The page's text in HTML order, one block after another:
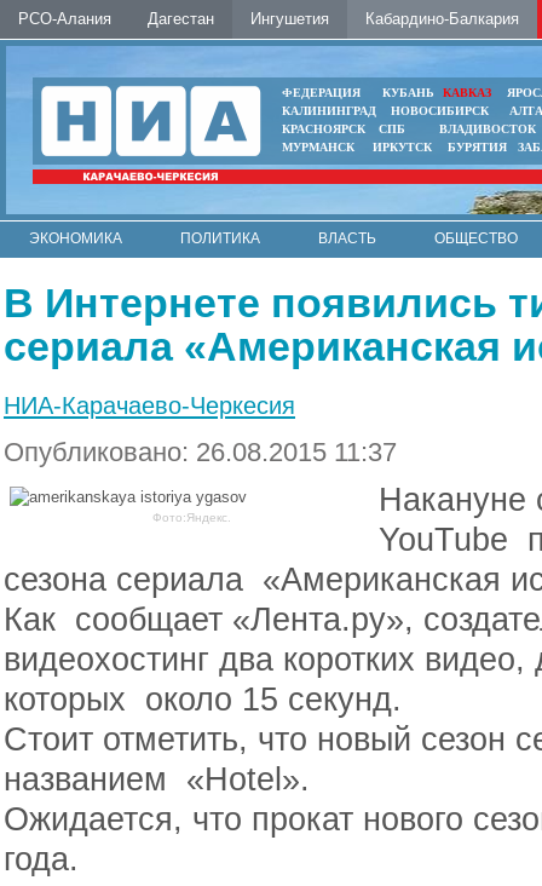
РСО-Алания Дагестан Ингушетия Кабардино-Балкария
ФЕДЕРАЦИЯ КУБАНЬ КАВКАЗ
КАЛИНИНГРАД
НОВОСИБИРСК
КРАСНОЯРСК
СПБ
ВЛАДИВОСТОК
МУРМАНСК
ИРКУТСК БУРЯТИЯ
ЭКОНОМИКА ПОЛИТИКА ВЛАСТЬ
ОБЩЕСТВО
В Интернете появились
сериала «Американская
НИА-Карачаево-Черкесия
Опубликовано: 26.08.2015 11:37
Фото:Яндекс.
Накануне
YouTube
сезона сериала «Американская
Как сообщает «Лента.ру»,
видеохостинг два коротких
которых около 15 секунд.
Стоит отметить, что новый сезон
названием «Hotel».
Ожидается, что прокат нового
года.